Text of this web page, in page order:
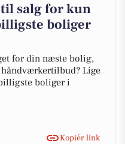
salg for kun
boliger
for din næste bolig,
Lige
boliger i
Kopiér link